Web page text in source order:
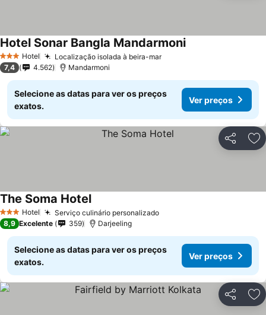
3 EstrelasHotel Localização isolada à beira-mar
Hotel Sonar Bangla Mandarmoni
7,4 4.562 Mandarmoni
Selecione as datas para ver os preços
exatos.
Ver preços
Partilhar
3 EstrelasHotel Serviço culinário personalizado
The Soma Hotel
8,9 Excelente 359 Darjeeling
Selecione as datas para ver os preços
exatos.
Ver preços
Partilhar